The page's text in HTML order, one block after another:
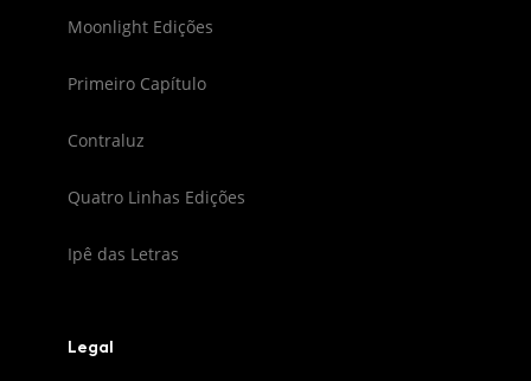
Moonlight Edições
Primeiro Capítulo
Contraluz
Quatro Linhas Edições
Ipê das Letras
Legal